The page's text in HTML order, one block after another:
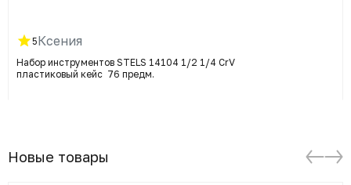
5Ксения
Набор инструментов STELS 14104 1/2 1/4 CrV
пластиковый кейс 76 предм.
Новые товары